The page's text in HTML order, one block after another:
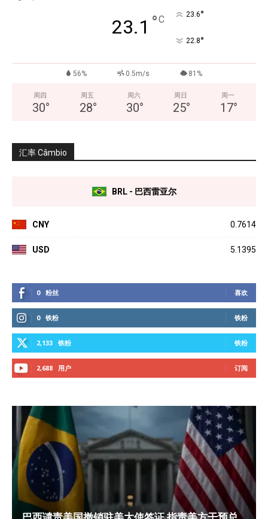
23.1 °C 23.6°
22.8°
56% 0.5m/s 81%
周四
30°
周五
28°
周六
30°
周日
25°
周一
17°
汇率 Câmbio
BRL - 巴西雷亚尔
CNY 0.7614
USD 5.1395
0 粉丝 喜欢
0 铁粉 铁粉
2,133 铁粉 铁粉
2,688 用户 订阅